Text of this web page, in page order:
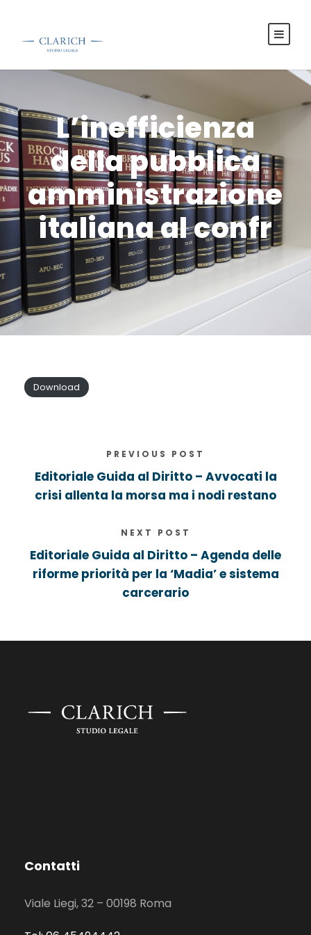
L’inefficienza
della pubblica
amministrazione
italiana al confr
Download
PREVIOUS POST
Editoriale Guida al Diritto – Avvocati la
crisi allenta la morsa ma i nodi restano
NEXT POST
Editoriale Guida al Diritto – Agenda delle
riforme priorità per la ‘Madia’ e sistema
carcerario
Contatti
Viale Liegi, 32 – 00198 Roma